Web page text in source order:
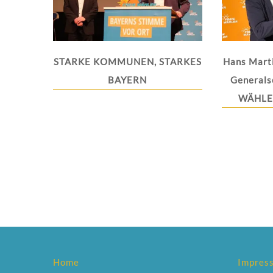
STARKE KOMMUNEN, STARKES
BAYERN
Hans
Home